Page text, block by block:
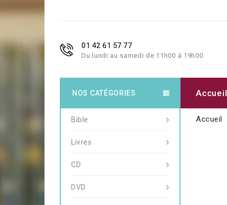
01 42 61 57 77
Du lundi au samedi de 11h00 à 19h00
Accueil
Accueil
NOS CATÉGORIES
Bible
Livres
CD
DVD